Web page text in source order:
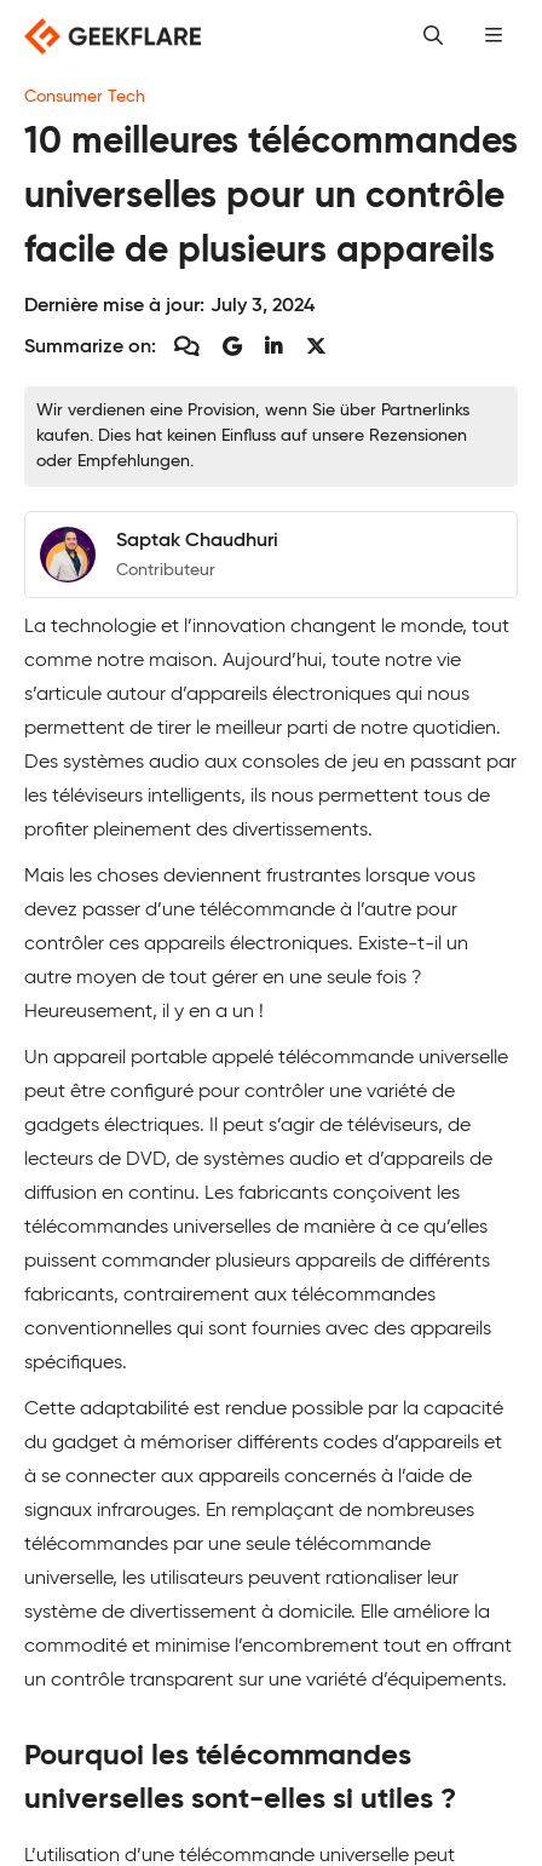
Skip
content
Consumer Tech
10 meilleures télécommandes
universelles pour un contrôle
facile de plusieurs appareils
Dernière mise à jour: July 3, 2024
Summarize on:
Wir verdienen eine Provision, wenn Sie über Partnerlinks
kaufen. Dies hat keinen Einfluss auf unsere Rezensionen
oder Empfehlungen.
Saptak Chaudhuri
Contributeur
La technologie et l’innovation changent le monde, tout
comme notre maison. Aujourd’hui, toute notre vie
s’articule autour d’appareils électroniques qui nous
permettent de tirer le meilleur parti de notre quotidien.
Des systèmes audio aux consoles de jeu en passant par
les téléviseurs intelligents, ils nous permettent tous de
profiter pleinement des divertissements.
Mais les choses deviennent frustrantes lorsque vous
devez passer d’une télécommande à l’autre pour
contrôler ces appareils électroniques. Existe-t-il un
autre moyen de tout gérer en une seule fois ?
Heureusement, il y en a un !
Un appareil portable appelé télécommande universelle
peut être configuré pour contrôler une variété de
gadgets électriques. Il peut s’agir de téléviseurs, de
lecteurs de DVD, de systèmes audio et d’appareils de
diffusion en continu. Les fabricants conçoivent les
télécommandes universelles de manière à ce qu’elles
puissent commander plusieurs appareils de différents
fabricants, contrairement aux télécommandes
conventionnelles qui sont fournies avec des appareils
spécifiques.
Cette adaptabilité est rendue possible par la capacité
du gadget à mémoriser différents codes d’appareils et
à se connecter aux appareils concernés à l’aide de
signaux infrarouges. En remplaçant de nombreuses
télécommandes par une seule télécommande
universelle, les utilisateurs peuvent rationaliser leur
système de divertissement à domicile. Elle améliore la
commodité et minimise l’encombrement tout en offrant
un contrôle transparent sur une variété d’équipements.
Pourquoi les télécommandes
universelles sont-elles si utiles ?
L’utilisation d’une télécommande universelle peut